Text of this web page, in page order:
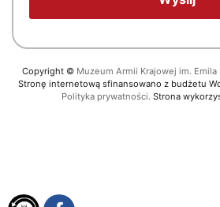
Copyright © Muzeum Armii Krajowej im. Emila
Stronę internetową sfinansowano z budżetu
Polityka prywatności. Strona